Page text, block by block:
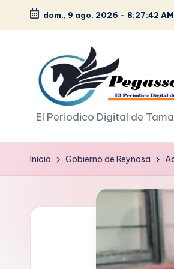
Saltar
contenido
dom., 9 ago. 2026 - 8:27:43 AM
p
e
g
El Periodico Digital de
Inicio Gobierno de Reynosa